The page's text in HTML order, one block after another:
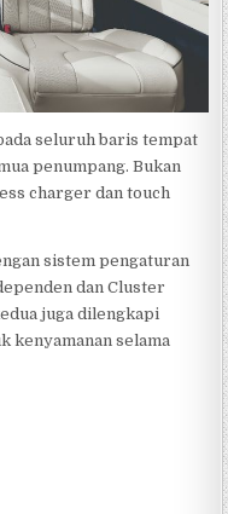
seluruh baris tempat
penumpang. Bukan
charger dan touch
sistem pengaturan
dan Cluster
juga dilengkapi
kenyamanan selama